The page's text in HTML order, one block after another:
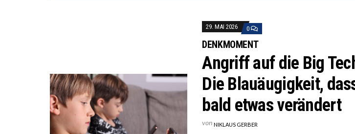
29. MAI 2026 0
DENKMOMENT
Angriff auf die Big
Die Blauäugigkeit,
bald etwas verändert
von NIKLAUS GERBER